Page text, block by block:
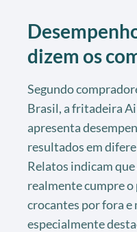
dizem os
Segundo
Brasil, a fritadeira
apresenta
resultados em
Relatos indicam
realmente cumpre
crocantes por fora
especialmente